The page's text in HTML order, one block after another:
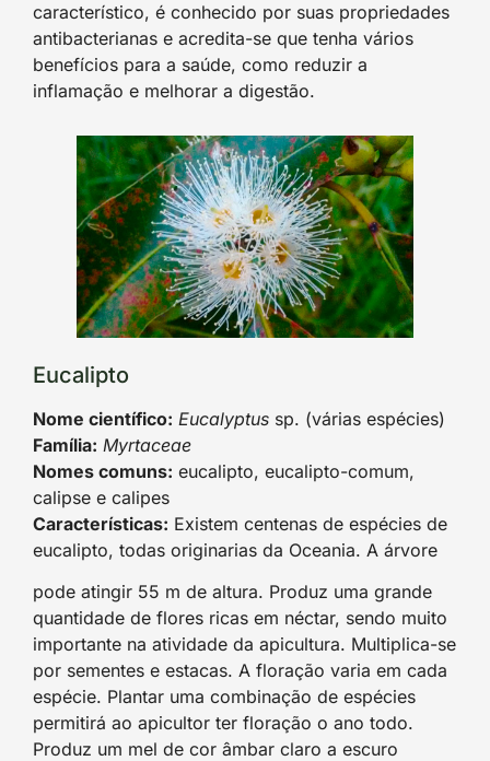
característico, é conhecido por suas propriedades
antibacterianas e acredita-se que tenha vários
benefícios para a saúde, como reduzir a
inflamação e melhorar a digestão.
Eucalipto
Nome científico: Eucalyptus sp. (várias espécies)
Família: Myrtaceae
Nomes comuns: eucalipto, eucalipto-comum,
calipse e calipes
Características: Existem centenas de espécies de
eucalipto, todas originarias da Oceania. A árvore
pode atingir 55 m de altura. Produz uma grande
quantidade de flores ricas em néctar, sendo muito
importante na atividade da apicultura. Multiplica-se
por sementes e estacas. A floração varia em cada
espécie. Plantar uma combinação de espécies
permitirá ao apicultor ter floração o ano todo.
Produz um mel de cor âmbar claro a escuro